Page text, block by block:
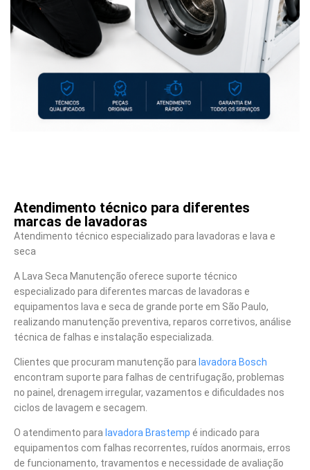
Atendimento técnico para diferentes
marcas de lavadoras
Atendimento técnico especializado para lavadoras e lava e
seca
A Lava Seca Manutenção oferece suporte técnico
especializado para diferentes marcas de lavadoras e
equipamentos lava e seca de grande porte em São Paulo,
realizando manutenção preventiva, reparos corretivos, análise
técnica de falhas e instalação especializada.
Clientes que procuram manutenção para lavadora Bosch
encontram suporte para falhas de centrifugação, problemas
no painel, drenagem irregular, vazamentos e dificuldades nos
ciclos de lavagem e secagem.
O atendimento para lavadora Brastemp é indicado para
equipamentos com falhas recorrentes, ruídos anormais, erros
de funcionamento, travamentos e necessidade de avaliação